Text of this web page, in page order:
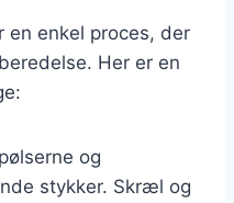
en enkel proces, der
Her er en
og
stykker. Skræl og